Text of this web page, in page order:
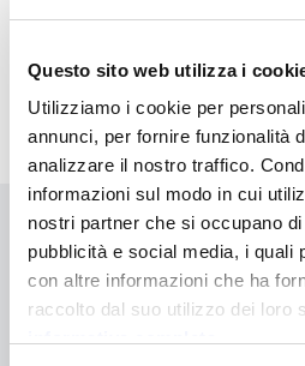
Questo sito web utilizza i
Utilizziamo i cookie per
annunci, per fornire funzionalità
analizzare il nostro traffico.
informazioni sul modo in cui
nostri partner che si occupano
pubblicità e social media, i quali
con altre informazioni che ha
raccolto dal suo utilizzo dei loro
Prezzo
Non hai trovato quello
Contattaci per ricevere asistenza